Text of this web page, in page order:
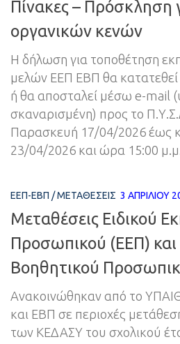
Πίνακες – Πρόσκληση
οργανικών κενών
Η δήλωση για τοποθέτηση
μελών ΕΕΠ ΕΒΠ θα
ή θα αποσταλεί μέσω e-mail
σκαναρισμένη) προς το
Παρασκευή 17/04/2026 έως
23/04/2026 και ώρα 15:00 μ.μ.
ΕΕΠ-ΕΒΠ /ΜΕΤΑΘΈΣΕΙΣ 3 ΑΠΡΙΛΊΟΥ
Μεταθέσεις Ειδικού
Προσωπικού (ΕΕΠ) και
Βοηθητικού
Ανακοινώθηκαν από το
και ΕΒΠ σε περιοχές
των ΚΕΔΑΣΥ του σχολικού